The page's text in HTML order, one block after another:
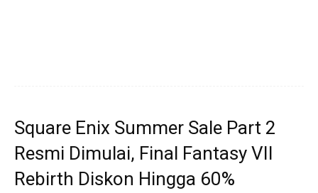
Square Enix Summer Sale Part 2
Resmi Dimulai, Final Fantasy VII
Rebirth Diskon Hingga 60%